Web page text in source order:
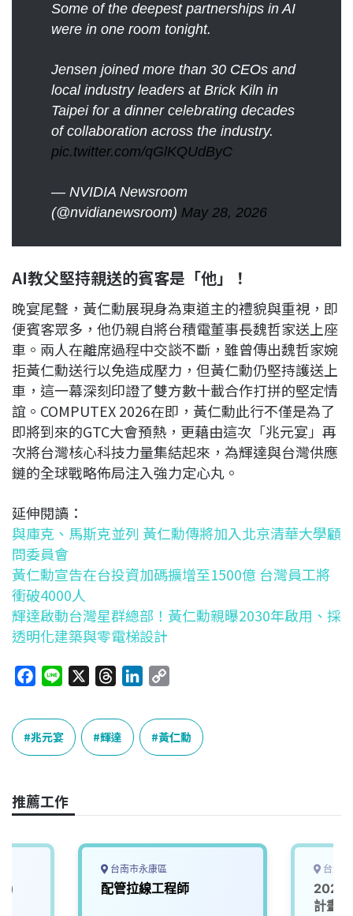
Some of the deepest partnerships in AI
were in one room tonight.
Jensen joined more than 30 CEOs and
local industry leaders at Brick Kiln in
Taipei for a dinner celebrating decades
of collaboration across the industry.
pic.twitter.com/qGlKQUdByC
— NVIDIA Newsroom
(@nvidianewsroom) May 28, 2026
AI教父堅持親送的賓客是「他」！
晚宴尾聲，黃仁勳展現身為東道主的禮貌與重視，即
便賓客眾多，他仍親自將台積電董事長魏哲家送上座
車。兩人在離席過程中交談不斷，雖曾傳出魏哲家婉
拒黃仁勳送行以免造成壓力，但黃仁勳仍堅持護送上
車，這一幕深刻印證了雙方數十載合作打拼的堅定情
誼。COMPUTEX 2026在即，黃仁勳此行不僅是為了
即將到來的GTC大會預熱，更藉由這次「兆元宴」再
次將台灣核心科技力量集結起來，為輝達與台灣供應
鏈的全球戰略佈局注入強力定心丸。
延伸閱讀：
與庫克、馬斯克並列 黃仁勳傳將加入北京清華大學顧
問委員會
黃仁勳宣告在台投資加碼擴增至1500億 台灣員工將
衝破4000人
輝達啟動台灣星群總部！黃仁勳親曝2030年啟用、採
透明化建築與零電梯設計
c
e
b
o
k
n
e
r
e
a
n
e
n
p
y
L
k
兆元宴 輝達 黃仁勳
推薦工作
)
台南市永康區
配管拉線工程師
台北
2026
計畫_